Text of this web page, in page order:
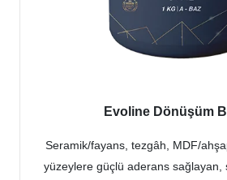
Evoline Dönüşüm
Seramik/fayans, tezgâh, MDF/
yüzeylere güçlü aderans sağlayan,